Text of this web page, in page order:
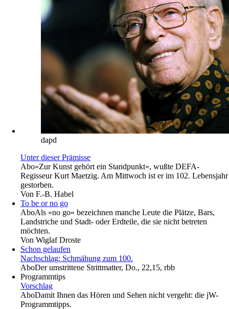
dapd
Unter dieser Prämisse
Abo»Zur Kunst gehört ein Standpunkt«, wußte DEFA-
Regisseur Kurt Maetzig. Am Mittwoch ist er im 102. Lebensjahr
gestorben.
Von F.-B. Habel
To be or no go
AboAls »no go« bezeichnen manche Leute die Plätze, Bars,
Landstriche und Stadt- oder Erdteile, die sie nicht betreten
möchten.
Von Wiglaf Droste
Schon gelaufen
Nachschlag: Schmähung zum 100.
AboDer umstrittene Strittmatter, Do., 22,15, rbb
Programmtips
Vorschlag
AboDamit Ihnen das Hören und Sehen nicht vergeht: die jW-
Programmtipps.